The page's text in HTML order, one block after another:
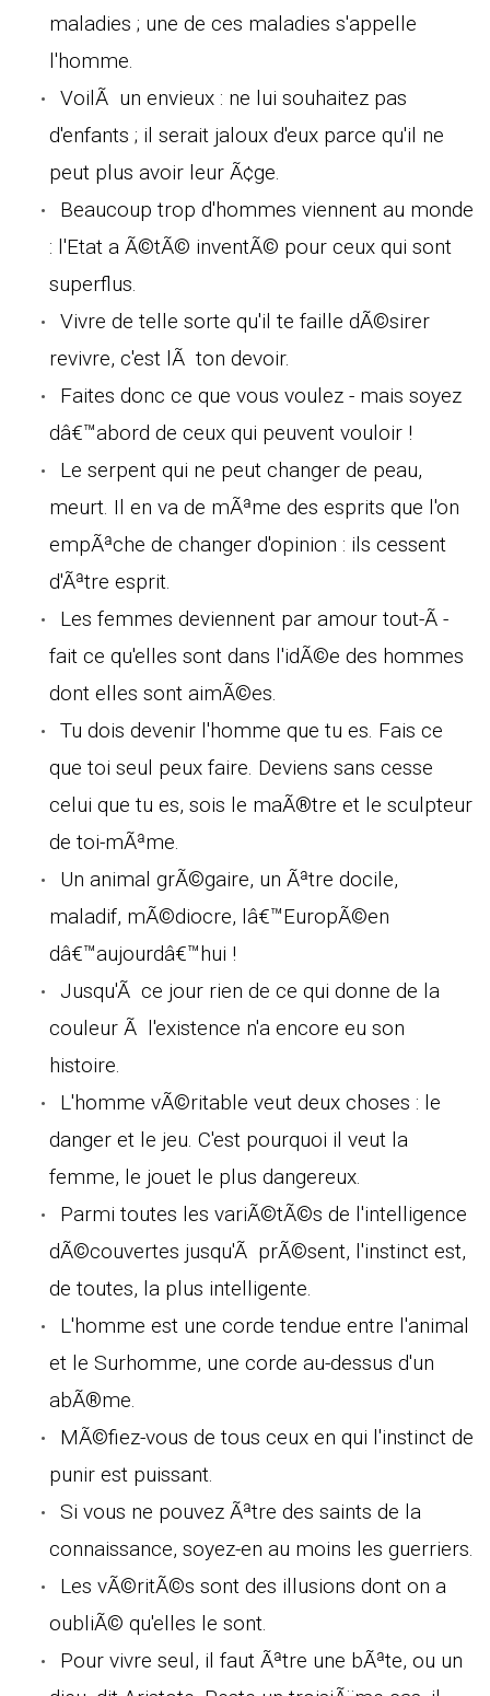
maladies ; une de ces maladies s'appelle
l'homme.
VoilÃ un envieux : ne lui souhaitez pas
d'enfants ; il serait jaloux d'eux parce qu'il ne
peut plus avoir leur Ã¢ge.
Beaucoup trop d'hommes viennent au monde
: l'Etat a Ã©tÃ© inventÃ© pour ceux qui sont
superflus.
Vivre de telle sorte qu'il te faille dÃ©sirer
revivre, c'est lÃ ton devoir.
Faites donc ce que vous voulez - mais soyez
dâ€™abord de ceux qui peuvent vouloir !
Le serpent qui ne peut changer de peau,
meurt. Il en va de mÃªme des esprits que l'on
empÃªche de changer d'opinion : ils cessent
d'Ãªtre esprit.
Les femmes deviennent par amour tout-Ã -
fait ce qu'elles sont dans l'idÃ©e des hommes
dont elles sont aimÃ©es.
Tu dois devenir l'homme que tu es. Fais ce
que toi seul peux faire. Deviens sans cesse
celui que tu es, sois le maÃ®tre et le sculpteur
de toi-mÃªme.
Un animal grÃ©gaire, un Ãªtre docile,
maladif, mÃ©diocre, lâ€™EuropÃ©en
dâ€™aujourdâ€™hui !
Jusqu'Ã ce jour rien de ce qui donne de la
couleur Ã l'existence n'a encore eu son
histoire.
L'homme vÃ©ritable veut deux choses : le
danger et le jeu. C'est pourquoi il veut la
femme, le jouet le plus dangereux.
Parmi toutes les variÃ©tÃ©s de l'intelligence
dÃ©couvertes jusqu'Ã prÃ©sent, l'instinct est,
de toutes, la plus intelligente.
L'homme est une corde tendue entre l'animal
et le Surhomme, une corde au-dessus d'un
abÃ®me.
MÃ©fiez-vous de tous ceux en qui l'instinct de
punir est puissant.
Si vous ne pouvez Ãªtre des saints de la
connaissance, soyez-en au moins les guerriers.
Les vÃ©ritÃ©s sont des illusions dont on a
oubliÃ© qu'elles le sont.
Pour vivre seul, il faut Ãªtre une bÃªte, ou un